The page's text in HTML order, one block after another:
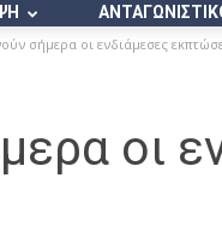
σήμερα οι ενδιάμεσες
οι